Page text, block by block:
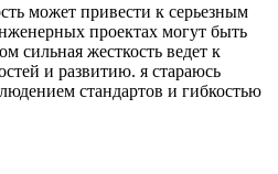
может привести к серьезным
проектах могут быть
сильная жесткость ведет к
и развитию. я стараюсь
стандартов и гибкостью